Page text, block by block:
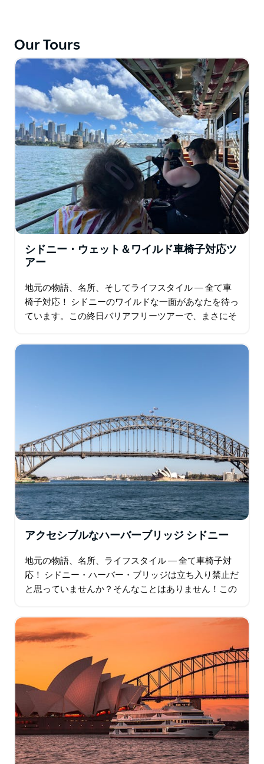
に企画されています。
車椅子をご利用のお客様（1名または複数名）を含む個
人、ご家族、グループに対応し、折りたたみ式車椅子や
電動車椅子に対応した様々なサイズの車椅子対応ミニバ
スをご用意しています。すべての観光スポットは、アク
セスのしやすさと法令遵守を確認するために事前にチェ
ックされています。最近では、シドニーで車椅子利用者
6名グループ向けに10ヶ所を巡る旅程を作成しました。
シドニーとその周辺を巡る半日ツアーと終日ツアーをぜ
ひご体験ください。オーストラリア固有の動物たちとの
触れ合い、ブルーマウンテンズの自然美を満喫、シドニ
ーハーバーでのランチ、シドニーオペラハウス内部の見
学、そしてサーフィンなど、様々なアクティビティをお
楽しみください。ツアーはお客様のご興味に合わせてカ
スタマイズ可能です。
思い出に残る地元体験をしたい方に最適です。空港送迎
やご希望の場所へのチャーターなど、運転手と車両の手
配も承ります。
Our Tours
シドニー・ウェット＆ワイルド車椅子対応ツ
アー
地元の物語、名所、そしてライフスタイル ― 全て車
椅子対応！ シドニーのワイルドな一面があなたを待っ
ています。この終日バリアフリーツアーで、まさにそ
りとフェリーで横断し、マンリーへ…
アクセシブルなハーバーブリッジ シドニー
地元の物語、名所、ライフスタイル ― 全て車椅子対
応！ シドニー・ハーバー・ブリッジは立ち入り禁止だ
と思っていませんか？そんなことはありません！この
一つを、車椅子でも気軽に楽しむことができます。…